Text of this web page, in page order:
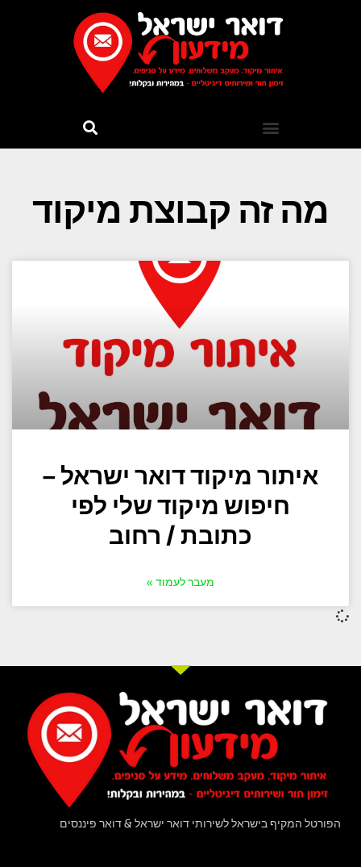
מה זה קבוצת מיקוד
איתור מיקוד דואר ישראל –
חיפוש מיקוד שלי לפי
כתובת / רחוב
מעבר לעמוד »
הפורטל המקיף בישראל לשירותי דואר ישראל & דואר פיננסים